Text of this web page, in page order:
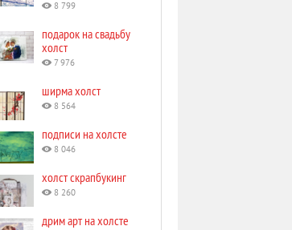
8 799
подарок на свадьбу
холст
7 976
ширма холст
8 564
подписи на холсте
8 046
холст скрапбукинг
8 260
дрим арт на холсте